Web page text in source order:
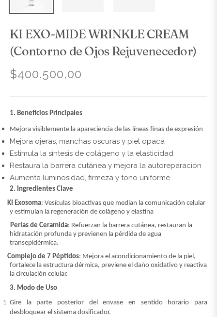
KI EXO-MIDE WRINKLE CREAM
(Contorno de Ojos Rejuvenecedor)
$400.500,00
1. Beneficios Principales
Mejora visiblemente la apareciencia de las líneas finas de expresión
Mejora ojeras, manchas oscuras y piel opaca
Estimula la síntesis de colágeno y la elasticidad
Restaura la barrera cutánea y mejora la autoreparación
Aumenta luminosidad, firmeza y tono uniforme
2. Ingredientes Clave
KI Exosoma: Vesículas bioactivas que median la comunicación celular
y estimulan la regeneración de colágeno y elastina
Perlas de Ceramida: Refuerzan la barrera cutánea, restauran la
hidratación profunda y previenen la pérdida de agua
transepidérmica.
Complejo de 7 Péptidos: Mejora el acondicionamiento de la piel,
fortalece la estructura dérmica, previene el daño oxidativo y reactiva
la circulación celular.
3. Modo de Uso
Gire la parte posterior del envase en sentido horario para
desbloquear el sistema dosificador.